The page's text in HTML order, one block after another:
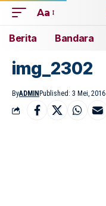
Aa
Berita Bandara
img_2302
ByADMIN Published: 3 Mei, 2016